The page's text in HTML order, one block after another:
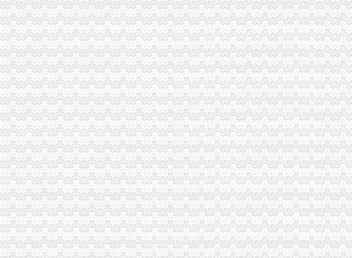
分类广告_新浪新闻
合肥新桥机场高速公路监控管理中心泳池设备采购及安装招标第一阶段
【财务会计】-起点8
中国常州高新区-【个管办】上下联动对新景一期商铺开展户管巡查工作
广东省网上办事大厅深圳市宝安分厅
两年开四家分店几千元办起家政公司（2）-理财频道-和讯网
温州公司营业执照、税务登记证代办等-温州58同城
寿县人民信息公开网
株洲市国家税务局门户网站